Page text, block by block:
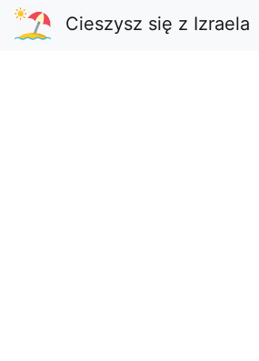
Cieszysz się z Izraela